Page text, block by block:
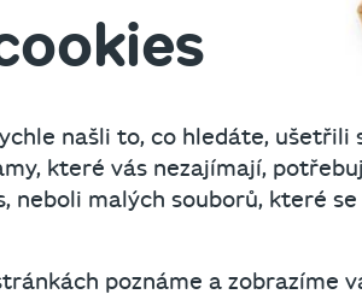
našli to, co hledáte, ušetřili
které vás nezajímají,
neboli malých souborů, které
poznáme a zobrazíme